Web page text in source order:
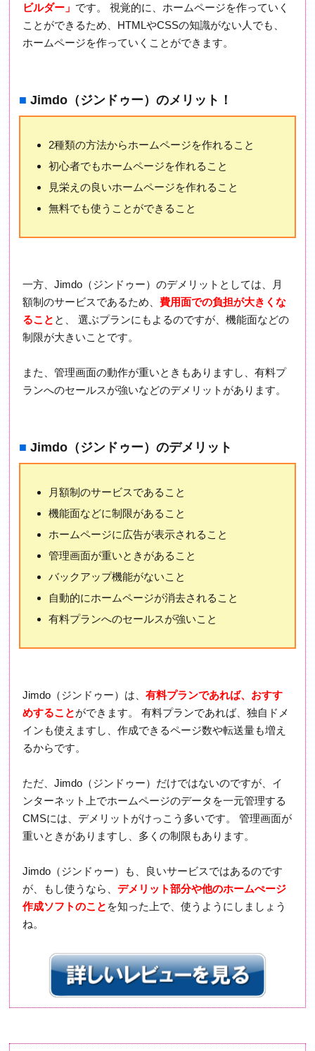
ビルダー」 です。 視覚的に、ホームページを作っていく
ことができるため、HTMLやCSSの知識がない人でも、
ホームページを作っていくことができます。
■ Jimdo（ジンドゥー）のメリット！
2種類の方法からホームページを作れること
初心者でもホームページを作れること
見栄えの良いホームページを作れること
無料でも使うことができること
一方、Jimdo（ジンドゥー）のデメリットとしては、月
額制のサービスであるため、 費用面での負担が大きくな
ること と、 選ぶプランにもよるのですが、機能面などの
制限が大きいことです。
また、管理画面の動作が重いときもありますし、有料プ
ランへのセールスが強いなどのデメリットがあります。
■ Jimdo（ジンドゥー）のデメリット
月額制のサービスであること
機能面などに制限があること
ホームページに広告が表示されること
管理画面が重いときがあること
バックアップ機能がないこと
自動的にホームページが消去されること
有料プランへのセールスが強いこと
Jimdo（ジンドゥー）は、 有料プランであれば、おすす
めすることができます。 有料プランであれば、独自ドメ
インも使えますし、作成できるページ数や転送量も増え
るからです。
ただ、Jimdo（ジンドゥー）だけではないのですが、イ
ンターネット上でホームページのデータを一元管理する
CMSには、デメリットがけっこう多いです。 管理画面が
重いときがありますし、多くの制限もあります。
Jimdo（ジンドゥー）も、良いサービスではあるのです
が、もし使うなら、 デメリット部分や他のホームぺージ
作成ソフトのこと を知った上で、使うようにしましょう
ね。